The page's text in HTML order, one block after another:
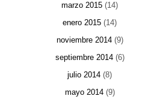
marzo 2015 (14)
enero 2015 (14)
noviembre 2014(9)
septiembre 2014(6)
julio 2014 (8)
mayo 2014(9)